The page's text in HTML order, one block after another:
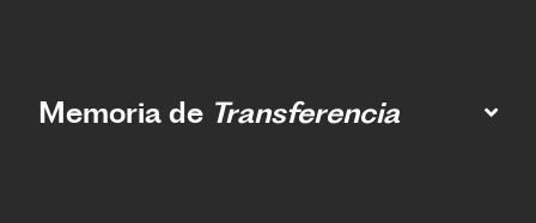
Memoria de Transferencia